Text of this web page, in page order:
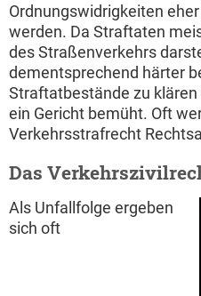
Ordnungswidrigkeiten
werden. Da Straftaten
des Straßenverkehrs
dementsprechend härter
Straftatbestände zu
ein Gericht bemüht. Oft
Verkehrsstrafrecht
Das
Als Unfallfolge ergeben
sich oft